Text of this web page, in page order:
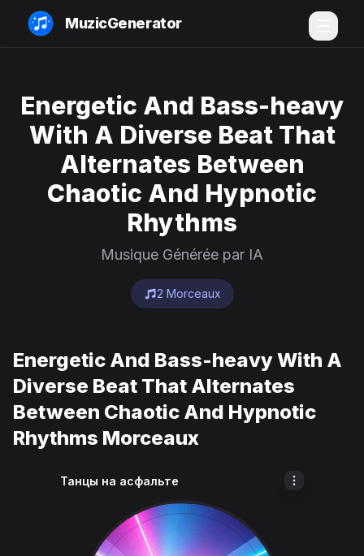
MuzicGenerator
Energetic And Bass-heavy
With A Diverse Beat That
Alternates Between
Chaotic And Hypnotic
Rhythms
Musique Générée par IA
2 Morceaux
Energetic And Bass-heavy With A
Diverse Beat That Alternates
Between Chaotic And Hypnotic
Rhythms Morceaux
Танцы на асфальте